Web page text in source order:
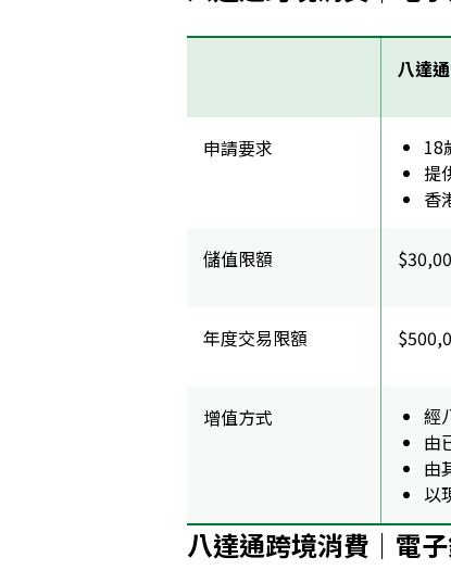
八達
申請要求
18
提
香
儲值限額
年度交易限額
增值方式
經
由
由
以
八達通跨境消費｜電